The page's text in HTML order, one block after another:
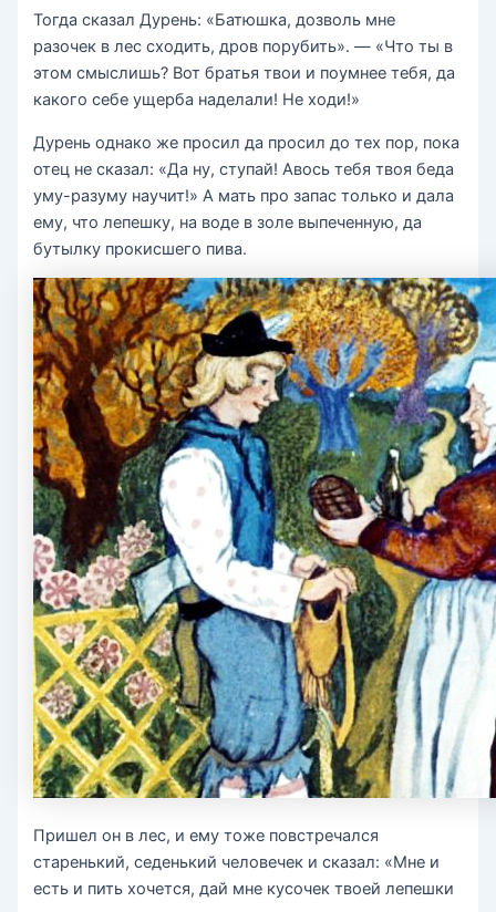
Тогда сказал Дурень: «Батюшка, дозволь мне
разочек в лес сходить, дров порубить». — «Что ты в
этом смыслишь? Вот братья твои и поумнее тебя, да
какого себе ущерба наделали! Не ходи!»
Дурень однако же просил да просил до тех пор, пока
отец не сказал: «Да ну, ступай! Авось тебя твоя беда
уму-разуму научит!» А мать про запас только и дала
ему, что лепешку, на воде в золе выпеченную, да
бутылку прокисшего пива.
Пришел он в лес, и ему тоже повстречался
старенький, седенький человечек и сказал: «Мне и
есть и пить хочется, дай мне кусочек твоей лепешки